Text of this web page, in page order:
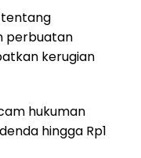
perbuatan
kerugian
hukuman
hingga Rp1